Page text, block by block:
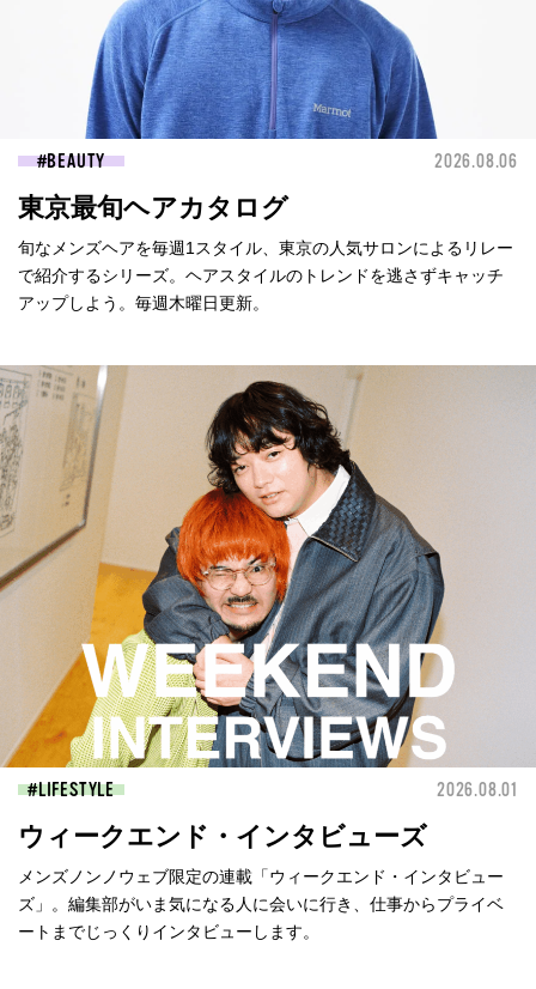
BEAUTY 2026.08.06
東京最旬ヘアカタログ
旬なメンズヘアを毎週1スタイル、東京の人気サロンによるリレー
で紹介するシリーズ。ヘアスタイルのトレンドを逃さずキャッチ
アップしよう。毎週木曜日更新。
LIFESTYLE 2026.08.01
ウィークエンド・インタビューズ
メンズノンノウェブ限定の連載「ウィークエンド・インタビュー
ズ」。編集部がいま気になる人に会いに行き、仕事からプライベ
ートまでじっくりインタビューします。